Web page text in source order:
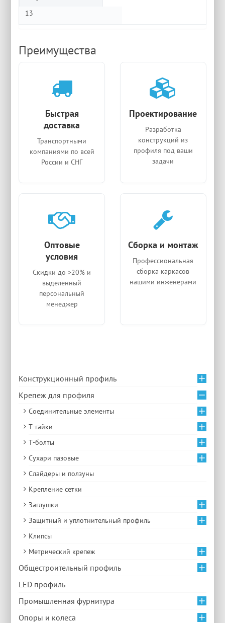
13
Преимущества
Быстрая
доставка
Транспортными
компаниями по всей
России и СНГ
Проектирование
Разработка
конструкций из
профиля под ваши
задачи
Оптовые
условия
Скидки до >20% и
выделенный
персональный
менеджер
Сборка и монтаж
Профессиональная
сборка каркасов
нашими инженерами
Конструкционный профиль
Крепеж для профиля
Соединительные элементы
Т-гайки
Т-болты
Сухари пазовые
Слайдеры и ползуны
Крепление сетки
Заглушки
Защитный и уплотнительный профиль
Клипсы
Метрический крепеж
Общестроительный профиль
LED профиль
Промышленная фурнитура
Опоры и колеса